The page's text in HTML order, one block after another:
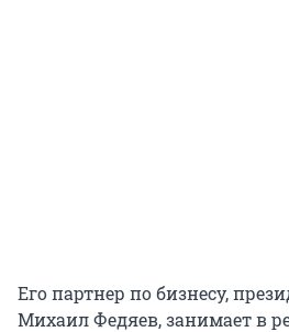
Его партнер по бизнесу,
Михаил Федяев, занимает в